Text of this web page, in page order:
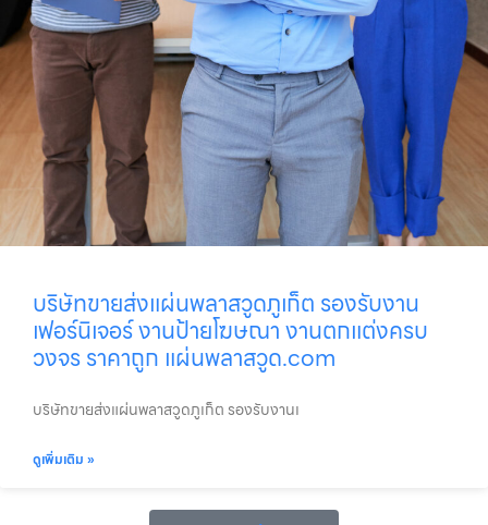
บริษัทขายส่งแผ่นพลาสวูดภูเก็ต รองรับงาน
เฟอร์นิเจอร์ งานป้ายโฆษณา งานตกแต่งครบ
วงจร ราคาถูก แผ่นพลาสวูด.com
บริษัทขายส่งแผ่นพลาสวูดภูเก็ต รองรับงานเ
ดูเพิ่มเติม »